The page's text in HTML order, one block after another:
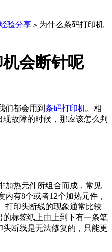
验分享 > 为什么条码打印机
会断针呢
都会用到 条码打印机。相
故障的时候，那应该怎么判
热元件所组合而成，常见
内有8个或者12个加热元件，
打印头断线的现象通常比较
标签纸上由上到下有一条笔
断线是无法修复的，只能更